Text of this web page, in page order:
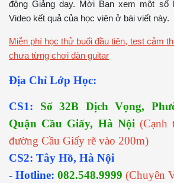
động Giảng dạy. Mời Bạn xem một số
Video kết quả của học viên ở bài viết này.
Miễn phí học thử buổi đầu tiên, test cảm
chưa từng chơi đàn guitar
Địa Chỉ Lớp Học:
CS1: Số 32B Dịch Vọng,
Quận Cầu Giấy, Hà Nội (Cạnh
đường Cầu Giấy rẽ vào 200m)
CS2: Tây Hồ, Hà Nội
- Hotline: 082.548.9999 (Chuyên